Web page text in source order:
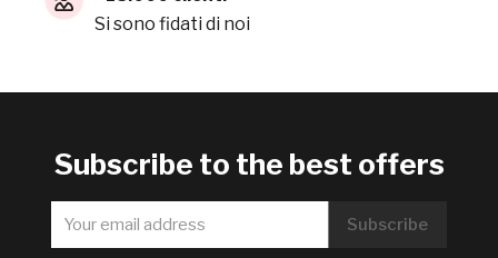
Si sono fidati di noi
Subscribe to the best offers